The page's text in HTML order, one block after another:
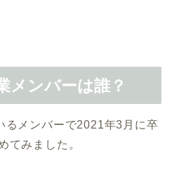
メンバーは誰？
るメンバーで2021年3月に卒
てみました。